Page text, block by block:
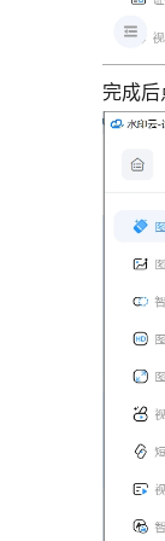
完成后